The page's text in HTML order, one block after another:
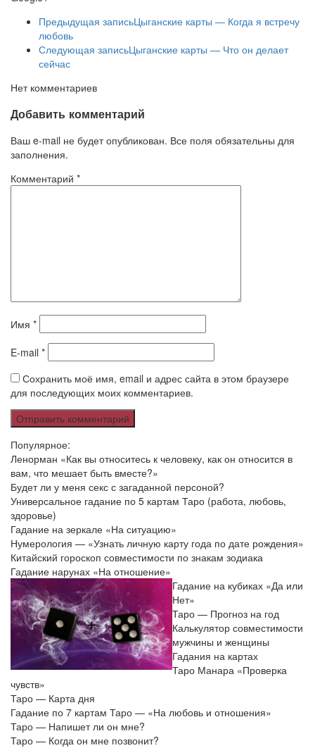
Предыдущая записьЦыганские карты — Когда я встречу
любовь
Следующая записьЦыганские карты — Что он делает
сейчас
Нет комментариев
Добавить комментарий
Ваш e-mail не будет опубликован. Все поля обязательны для
заполнения.
Комментарий *
Имя *
E-mail *
Сохранить моё имя, email и адрес сайта в этом браузере
для последующих моих комментариев.
Популярное:
Ленорман «Как вы относитесь к человеку, как он относится в
вам, что мешает быть вместе?»
Будет ли у меня секс с загаданной персоной?
Универсальное гадание по 5 картам Таро (работа, любовь,
здоровье)
Гадание на зеркале «На ситуацию»
Нумерология — «Узнать личную карту года по дате рождения»
Китайский гороскоп совместимости по знакам зодиака
Гадание нарунах «На отношение»
Гадание на кубиках «Да или
Нет»
Таро — Прогноз на год
Калькулятор совместимости
мужчины и женщины
Гадания на картах
Таро Манара «Проверка
чувств»
Таро — Карта дня
Гадание по 7 картам Таро — «На любовь и отношения»
Таро — Напишет ли он мне?
Таро — Когда он мне позвонит?